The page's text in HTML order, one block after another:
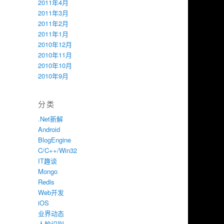
2011年4月
2011年3月
2011年2月
2011年1月
2010年12月
2010年11月
2010年10月
2010年9月
分类
.Net新解
Android
BlogEngine
C/C++/Win32
IT趣谈
Mongo
Redis
Web开发
iOS
业界动态